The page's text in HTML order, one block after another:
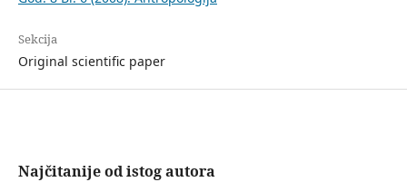
Sekcija
Original scientific paper
Najčitanije od istog autora